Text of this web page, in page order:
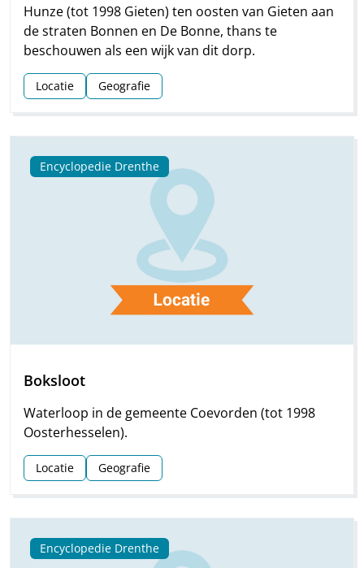
Hunze (tot 1998 Gieten) ten oosten van Gieten aan
de straten Bonnen en De Bonne, thans te
beschouwen als een wijk van dit dorp.
Locatie Geografie
Encyclopedie Drenthe
Boksloot
Waterloop in de gemeente Coevorden (tot 1998
Oosterhesselen).
Locatie Geografie
Encyclopedie Drenthe